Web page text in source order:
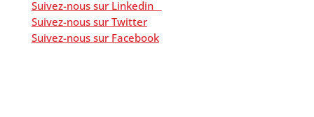
Suivez-nous sur Linkedin
Suivez-nous sur Twitter
Suivez-nous sur Facebook